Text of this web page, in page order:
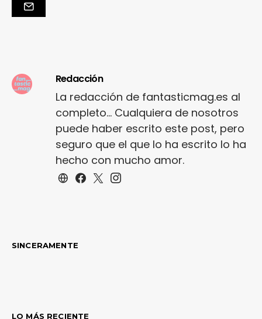
Redacción
La redacción de fantasticmag.es al
completo... Cualquiera de nosotros
puede haber escrito este post, pero
seguro que el que lo ha escrito lo ha
hecho con mucho amor.
SINCERAMENTE
LO MÁS RECIENTE